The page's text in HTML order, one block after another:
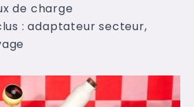
de charge
: adaptateur secteur,